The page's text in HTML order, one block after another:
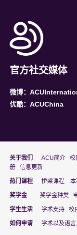
官方社交媒体
微博：
优酷：ACUChina
关于我们 ACU简介 校
册
信息更新
热门课程 桥梁课程
奖学金 奖学金种类
学生生活 学术支持 校
如何申请 学术以及语